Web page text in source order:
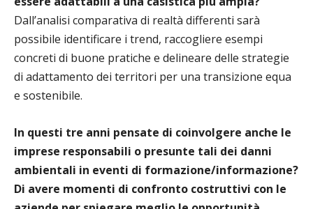
Dall’analisi comparativa di realtà differenti sarà
possibile identificare i trend, raccogliere esempi
concreti di buone pratiche e delineare delle strategie
di adattamento dei territori per una transizione equa
e sostenibile.
In questi tre anni pensate di coinvolgere anche le
imprese responsabili o presunte tali dei danni
ambientali in eventi di formazione/informazione?
Di avere momenti di confronto costruttivi con le